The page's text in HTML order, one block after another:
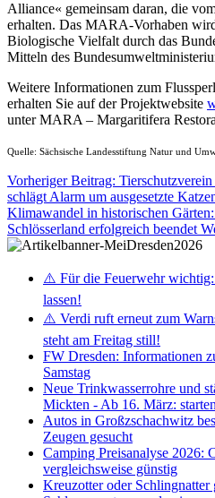
Alliance« gemeinsam daran, die
erhalten. Das MARA-Vorhaben
Biologische Vielfalt durch das
Mitteln des
Weitere Informationen zum
erhalten Sie auf der Projektwebsite
unter MARA – Margaritifera
Quelle: Sächsische Landesstiftung Natur und
Vorheriger Beitrag:
schlägt Alarm um ausgesetzte
Klimawandel in historischen
Schlösserland erfolgreich beendet
⚠️ Für die Feuerwehr
lassen!
⚠️ Verdi ruft erneut zum
steht am Freitag still!
FW Dresden: Informationen
Samstag
Neue Trinkwasserrohre und
Mickten - Ab 16. März:
Autos in Großzschachwitz
Zeugen gesucht
Camping Preisanalyse 2026:
vergleichsweise günstig
Kreuzotter oder Schlingnatter